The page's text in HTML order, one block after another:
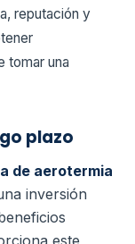
reputación y
tomar una
plazo
de aerotermia
inversión
este